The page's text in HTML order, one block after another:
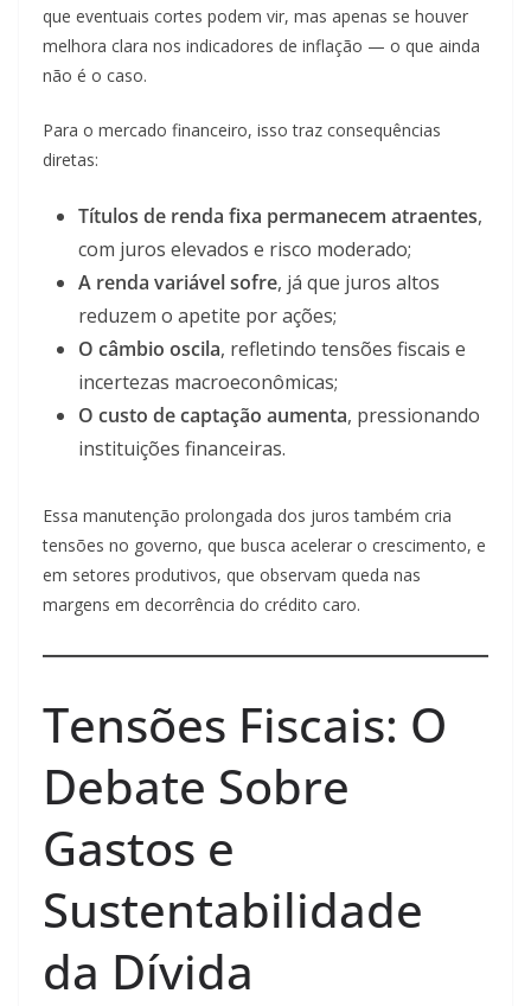
que eventuais cortes podem vir, mas apenas se houver
melhora clara nos indicadores de inflação — o que ainda
não é o caso.
Para o mercado financeiro, isso traz consequências
diretas:
Títulos de renda fixa permanecem atraentes,
com juros elevados e risco moderado;
A renda variável sofre, já que juros altos
reduzem o apetite por ações;
O câmbio oscila, refletindo tensões fiscais e
incertezas macroeconômicas;
O custo de captação aumenta, pressionando
instituições financeiras.
Essa manutenção prolongada dos juros também cria
tensões no governo, que busca acelerar o crescimento, e
em setores produtivos, que observam queda nas
margens em decorrência do crédito caro.
Tensões Fiscais: O
Debate Sobre
Gastos e
Sustentabilidade
da Dívida